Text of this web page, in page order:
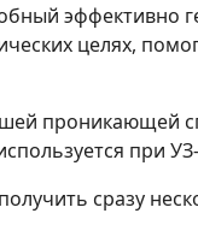
эффективно
целях,
проникающей
при
сразу